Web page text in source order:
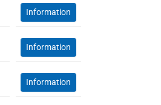
Information
Information
Information